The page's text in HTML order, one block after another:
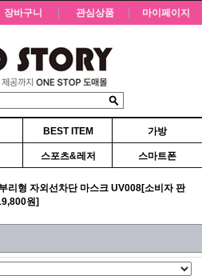
장바구니 관심상품 마이페이지
BEST ITEM 가방
스포츠&레저 스마트폰
리형 자외선차단 마스크 UV008[소비자 판
원]